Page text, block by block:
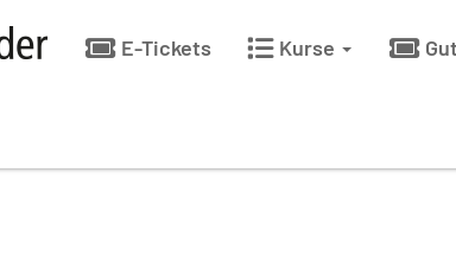
E-Tickets Kurse